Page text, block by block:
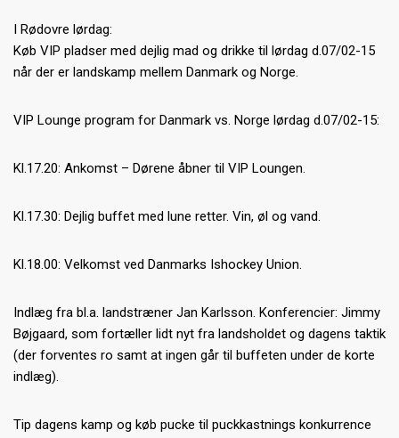
I Rødovre lørdag:
Køb VIP pladser med dejlig mad og drikke til lørdag d.07/02-15
når der er landskamp mellem Danmark og Norge.
VIP Lounge program for Danmark vs. Norge lørdag d.07/02-15:
Kl.17.20: Ankomst – Dørene åbner til VIP Loungen.
Kl.17.30: Dejlig buffet med lune retter. Vin, øl og vand.
Kl.18.00: Velkomst ved Danmarks Ishockey Union.
Indlæg fra bl.a. landstræner Jan Karlsson. Konferencier: Jimmy
Bøjgaard, som fortæller lidt nyt fra landsholdet og dagens taktik
(der forventes ro samt at ingen går til buffeten under de korte
indlæg).
Tip dagens kamp og køb pucke til puckkastnings konkurrence